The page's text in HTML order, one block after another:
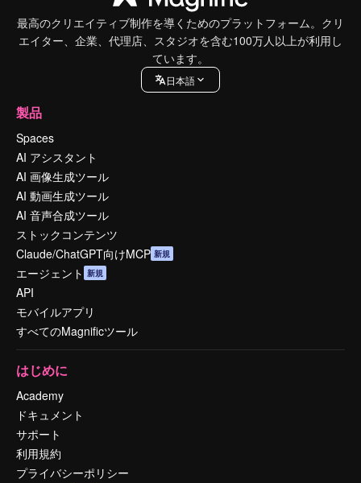
最高のクリエイティブ制作を導くためのプラットフォーム。クリ
エイター、企業、代理店、スタジオを含む100万人以上が利用し
ています。
日本語
製品
Spaces
AI アシスタント
AI 画像生成ツール
AI 動画生成ツール
AI 音声合成ツール
ストックコンテンツ
Claude/ChatGPT向けMCP 新規
エージェント 新規
API
モバイルアプリ
すべてのMagnificツール
はじめに
Academy
ドキュメント
サポート
利用規約
プライバシーポリシー